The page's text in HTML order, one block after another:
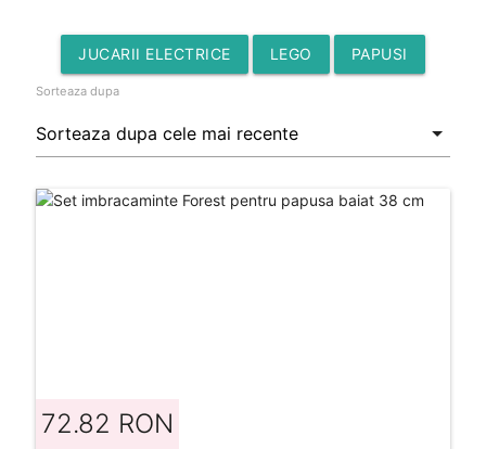
JUCARII ELECTRICE LEGO PAPUSI
Sorteaza dupa
72.82 RON